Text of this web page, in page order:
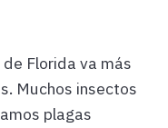
Florida va más
Muchos insectos
plagas